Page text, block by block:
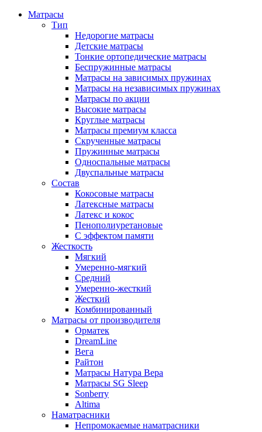
Матрасы
Тип
Недорогие матрасы
Детские матрасы
Тонкие ортопедические матрасы
Беспружинные матрасы
Матрасы на зависимых пружинах
Матрасы на независимых пружинах
Матрасы по акции
Высокие матрасы
Круглые матрасы
Матрасы премиум класса
Скрученные матрасы
Пружинные матрасы
Односпальные матрасы
Двуспальные матрасы
Состав
Кокосовые матрасы
Латексные матрасы
Латекс и кокос
Пенополиуретановые
С эффектом памяти
Жесткость
Мягкий
Умеренно-мягкий
Средний
Умеренно-жесткий
Жесткий
Комбинированный
Матрасы от производителя
Орматек
DreamLine
Вега
Райтон
Матрасы Натура Вера
Матрасы SG Sleep
Sonberry
Altima
Наматрасники
Непромокаемые наматрасники